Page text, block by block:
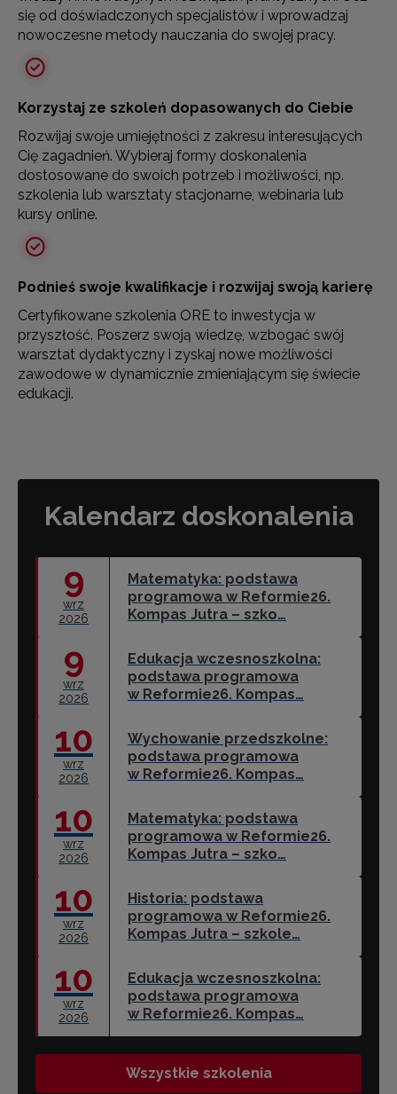
Kalendarz doskonalenia
9
wrz
2026
Matematyka: podstawa
programowa w Reformie26.
Kompas Jutra – szko…
9
wrz
2026
Edukacja wczesnoszkolna:
podstawa programowa
w Reformie26. Kompas…
10
wrz
2026
Wychowanie przedszkolne:
podstawa programowa
w Reformie26. Kompas…
10
wrz
2026
Matematyka: podstawa
programowa w Reformie26.
Kompas Jutra – szko…
10
wrz
2026
Historia: podstawa
programowa w Reformie26.
Kompas Jutra – szkole…
10
wrz
2026
Edukacja wczesnoszkolna:
podstawa programowa
w Reformie26. Kompas…
Wszystkie szkolenia
się od doświadczonych specjalistów i wprowadzaj
nowoczesne metody nauczania do swojej pracy.
Korzystaj ze szkoleń dopasowanych do Ciebie
Rozwijaj swoje umiejętności z zakresu interesujących
Cię zagadnień. Wybieraj formy doskonalenia
dostosowane do swoich potrzeb i możliwości, np.
szkolenia lub warsztaty stacjonarne, webinaria lub
kursy online.
Podnieś swoje kwalifikacje i rozwijaj swoją karierę
Certyfikowane szkolenia ORE to inwestycja w
przyszłość. Poszerz swoją wiedzę, wzbogać swój
warsztat dydaktyczny i zyskaj nowe możliwości
zawodowe w dynamicznie zmieniającym się świecie
edukacji.